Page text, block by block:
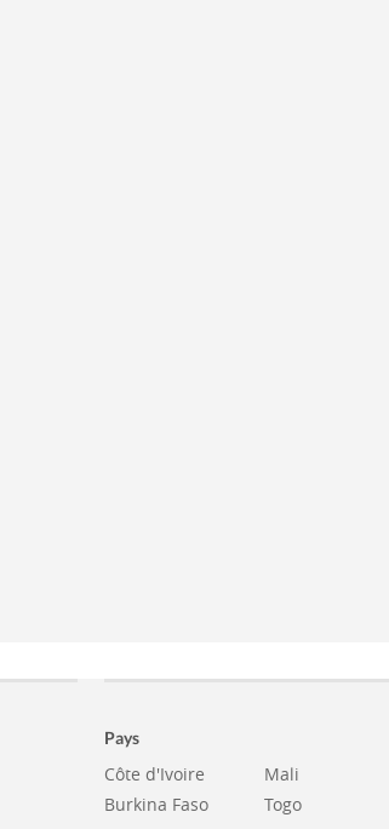
Pays
Côte d'Ivoire
Burkina Faso
Mali
Togo